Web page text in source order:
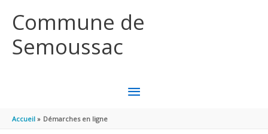
Commune de
Semoussac
MENU
Accueil Démarches en ligne